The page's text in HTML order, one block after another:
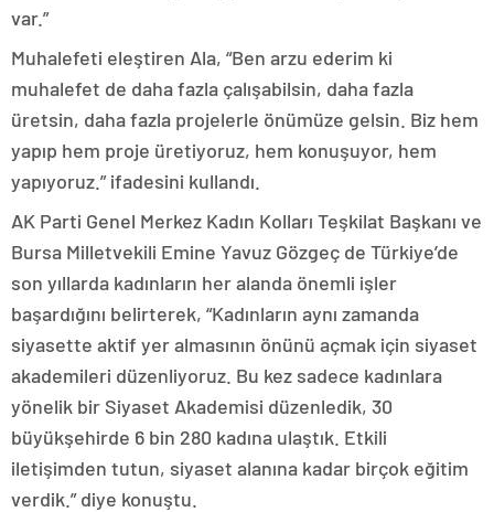
var.”
Muhalefeti eleştiren Ala, “Ben arzu ederim ki
muhalefet de daha fazla çalışabilsin, daha fazla
üretsin, daha fazla projelerle önümüze gelsin. Biz hem
yapıp hem proje üretiyoruz, hem konuşuyor, hem
yapıyoruz.” ifadesini kullandı.
AK Parti Genel Merkez Kadın Kolları Teşkilat Başkanı ve
Bursa Milletvekili Emine Yavuz Gözgeç de Türkiye’de
son yıllarda kadınların her alanda önemli işler
başardığını belirterek, “Kadınların aynı zamanda
siyasette aktif yer almasının önünü açmak için siyaset
akademileri düzenliyoruz. Bu kez sadece kadınlara
yönelik bir Siyaset Akademisi düzenledik, 30
büyükşehirde 6 bin 280 kadına ulaştık. Etkili
iletişimden tutun, siyaset alanına kadar birçok eğitim
verdik.” diye konuştu.